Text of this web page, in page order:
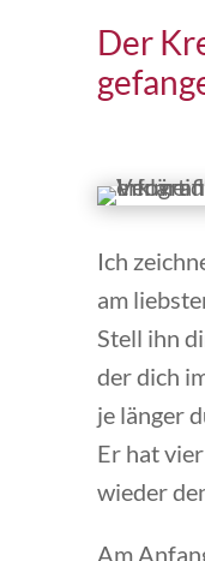
Der
Ich
am
Stell ihn
der dich
je länger
Er hat
wieder
Am